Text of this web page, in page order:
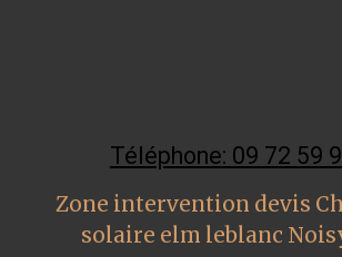
Téléphone: 09 72 59
Zone intervention devis
solaire elm leblanc